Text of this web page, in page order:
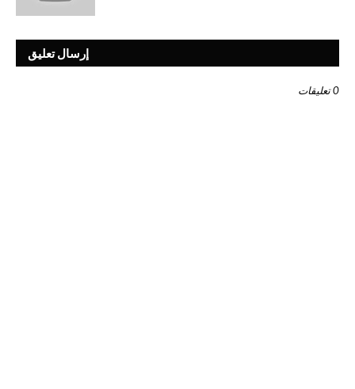
إرسال تعليق
0 تعليقات